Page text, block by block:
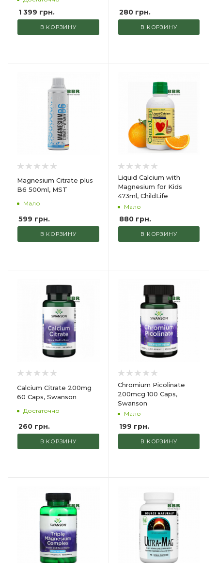
1 399 грн.
В КОРЗИНУ
280грн.
В КОРЗИНУ
Magnesium Citrate plus
B6 500ml, MST
Мало
599 грн.
В КОРЗИНУ
Liquid Calcium with
Magnesium for Kids
473ml, ChildLife
Мало
880грн.
В КОРЗИНУ
Calcium Citrate 200mg
60 Caps, Swanson
Достаточно
260 грн.
В КОРЗИНУ
Chromium Picolinate
200mcg 100 Caps,
Swanson
Мало
199 грн.
В КОРЗИНУ